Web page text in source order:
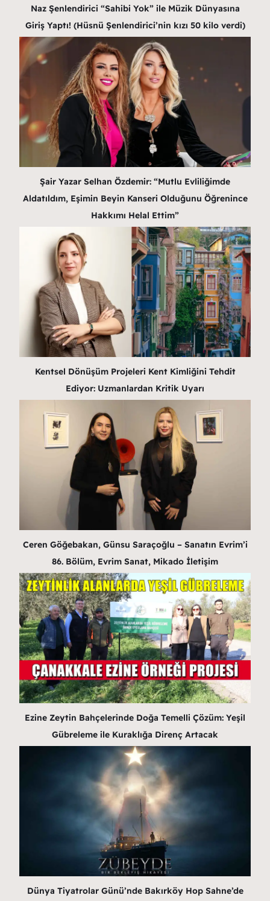
Naz Şenlendirici “Sahibi Yok” ile Müzik Dünyasına
Giriş Yaptı! (Hüsnü Şenlendirici’nin kızı 50 kilo verdi)
Şair Yazar Selhan Özdemir: “Mutlu Evliliğimde
Aldatıldım, Eşimin Beyin Kanseri Olduğunu Öğrenince
Hakkımı Helal Ettim”
Kentsel Dönüşüm Projeleri Kent Kimliğini Tehdit
Ediyor: Uzmanlardan Kritik Uyarı
Ceren Göğebakan, Günsu Saraçoğlu – Sanatın Evrim’i
86. Bölüm, Evrim Sanat, Mikado İletişim
Ezine Zeytin Bahçelerinde Doğa Temelli Çözüm: Yeşil
Gübreleme ile Kuraklığa Direnç Artacak
Dünya Tiyatrolar Günü’nde Bakırköy Hop Sahne’de